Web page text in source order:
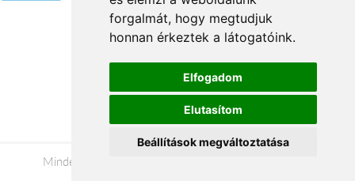
forgalmát, hogy megtudjuk
honnan érkeztek a látogatóink.
Elfogadom
Elutasítom
Beállítások megváltoztatása
Á.SZ.F.
Impresszum
Adatkezelési tájékoztató
Minden jog fenntartva © 2026 |